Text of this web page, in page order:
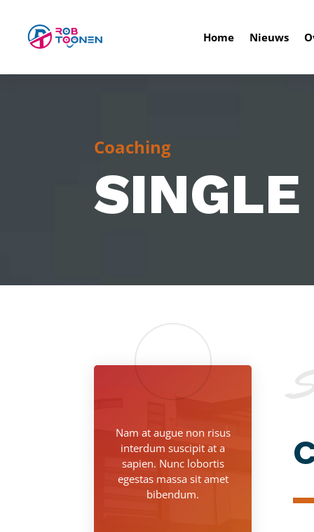
Home Nieuws
Coaching
SINGLE
Nam at augue non risus
interdum suscipit at a
sapien. Nunc lobortis
egestas massa sit amet
bibendum.